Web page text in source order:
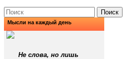
Поиск
Мысли на каждый день
Не слова, но лишь